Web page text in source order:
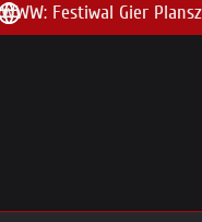
WWW: Festiwal Gier